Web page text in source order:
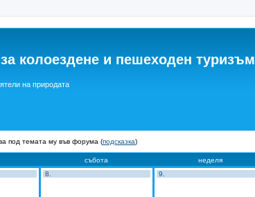
колоездене и пешеходен туризъм
на природата
под темата му във форума (подсказка)
събота неделя
8. 9.